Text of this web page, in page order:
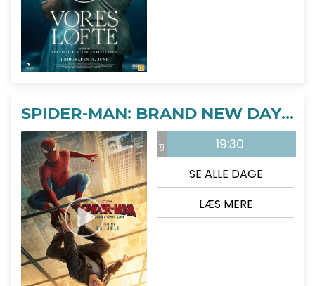
SPIDER-MAN: BRAND NEW DAY - 2D
Sal 1 19:30
SE ALLE DAGE
LÆS MERE